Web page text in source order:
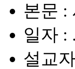
본문 :
일자 :
설교